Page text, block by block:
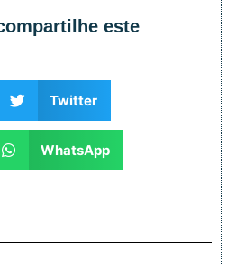
este
Twitter
WhatsApp